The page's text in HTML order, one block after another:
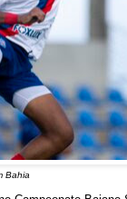
Bahia